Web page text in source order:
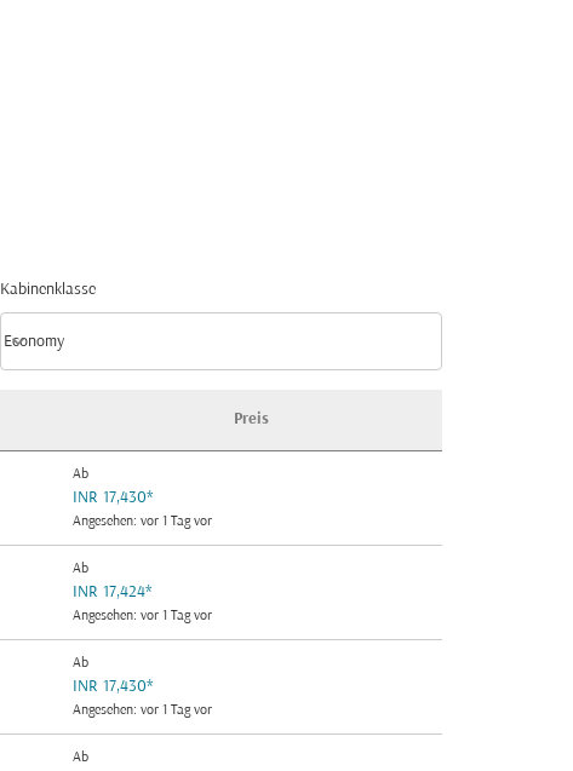
Kabinenklasse
Kabinenklasse option Economy Selected
Economy
keyboard_arrow_down
Preis
Ab
INR 17,430*
Angesehen: vor 1 Tag vor
Ab
INR 17,424*
Angesehen: vor 1 Tag vor
Ab
INR 17,430*
Angesehen: vor 1 Tag vor
Ab